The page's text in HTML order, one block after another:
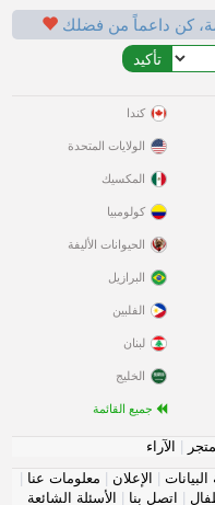
كن داعماً من فضلك
كندا
الولايات المتحدة
المكسيك
كولومبيا
الحيوانات الأليفة
البرازيل
الفلبين
لبنان
الخليج
جميع القائمة
الآراء
الإعلان معلومات عنا
اتصل بنا الأسئلة الشائعة